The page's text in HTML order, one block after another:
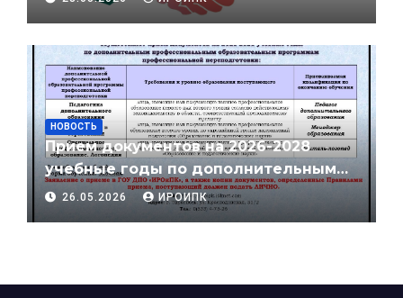
вовлечению в экстремистскую
НОВОСТЬ
Прием документов на 2026-2028
учебные годы по дополнительным
профессиональным
образовательным программам
26.05.2026 ИРОИПК